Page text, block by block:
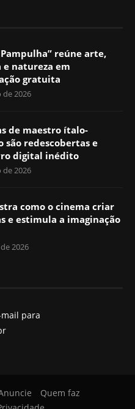
Pampulha” reúne arte,
e natureza em
gratuita
de 2026
de maestro ítalo-
são redescobertas e
digital inédito
de 2026
como o cinema criar
e estimula a imaginação
2026
mail para
Quem faz